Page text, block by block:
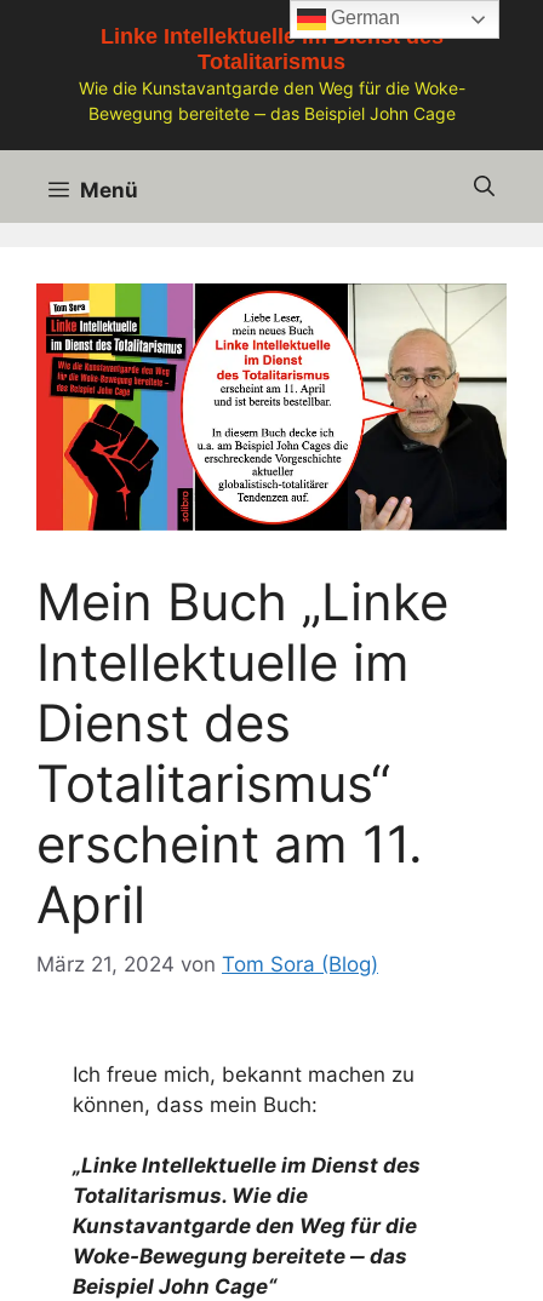
Linke Intellektuelle im Dienst des
Totalitarismus
Wie die Kunstavantgarde den Weg für die Woke-
Bewegung bereitete ‒ das Beispiel John Cage
Menü
Mein Buch „Linke
Intellektuelle im
Dienst des
Totalitarismus“
erscheint am 11.
April
März 21, 2024 von Tom Sora (Blog)
Ich freue mich, bekannt machen zu
können, dass mein Buch:
„Linke Intellektuelle im Dienst des
Totalitarismus. Wie die
Kunstavantgarde den Weg für die
Woke-Bewegung bereitete ‒ das
Beispiel John Cage“
German